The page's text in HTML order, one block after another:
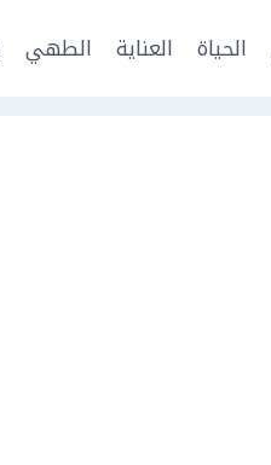
الحياة العناية الطهي